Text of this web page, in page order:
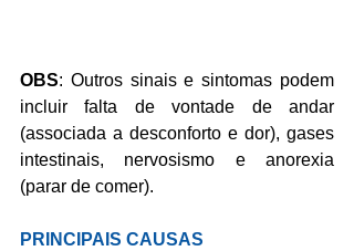
OBS: Outros sinais e sintomas podem
incluir falta de vontade de andar
(associada a desconforto e dor), gases
intestinais, nervosismo e anorexia
(parar de comer).
PRINCIPAIS CAUSAS